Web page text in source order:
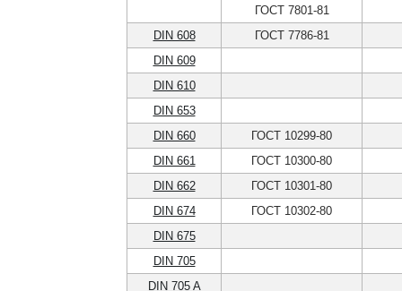
ГОСТ 7801-81
DIN 608
ГОСТ 7786-81
DIN 609
DIN 610
DIN 653
DIN 660
ГОСТ 10299-80
DIN 661
ГОСТ 10300-80
DIN 662
ГОСТ 10301-80
DIN 674
ГОСТ 10302-80
DIN 675
DIN 705
DIN 705 A